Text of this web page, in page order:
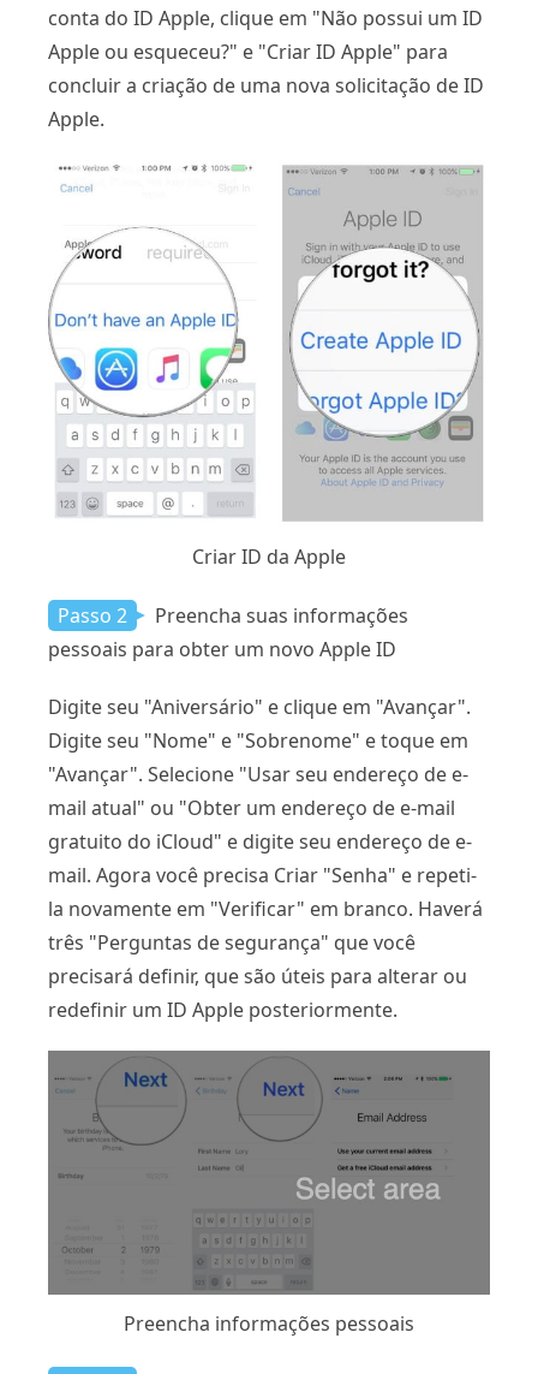
conta do ID Apple, clique em "Não possui um ID
Apple ou esqueceu?" e "Criar ID Apple" para
concluir a criação de uma nova solicitação de ID
Apple.
Criar ID da Apple
Passo 2
Preencha suas informações
pessoais para obter um novo Apple ID
Digite seu "Aniversário" e clique em "Avançar".
Digite seu "Nome" e "Sobrenome" e toque em
"Avançar". Selecione "Usar seu endereço de e-
mail atual" ou "Obter um endereço de e-mail
gratuito do iCloud" e digite seu endereço de e-
mail. Agora você precisa Criar "Senha" e repeti-
la novamente em "Verificar" em branco. Haverá
três "Perguntas de segurança" que você
precisará definir, que são úteis para alterar ou
redefinir um ID Apple posteriormente.
Preencha informações pessoais